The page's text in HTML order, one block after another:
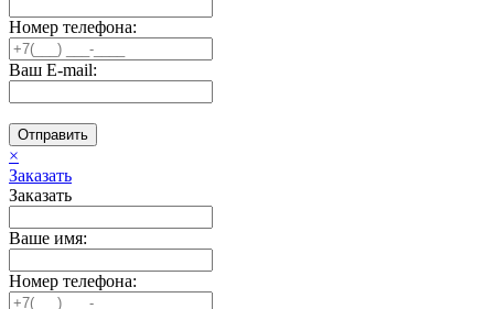
Номер телефона:
Ваш E-mail:
Отправить
×
Заказать
Заказать
Ваше имя:
Номер телефона: